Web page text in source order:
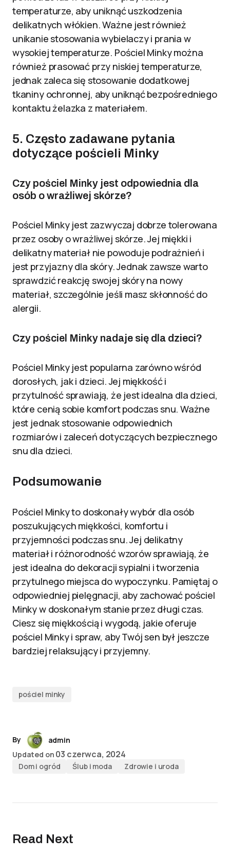
temperaturze, aby uniknąć uszkodzenia
delikatnych włókien. Ważne jest również
unikanie stosowania wybielaczy i prania w
wysokiej temperaturze. Pościel Minky można
również prasować przy niskiej temperaturze,
jednak zaleca się stosowanie dodatkowej
tkaniny ochronnej, aby uniknąć bezpośredniego
kontaktu żelazka z materiałem.
5. Często zadawane pytania
dotyczące pościeli Minky
Czy pościel Minky jest odpowiednia dla
osób o wrażliwej skórze?
Pościel Minky jest zazwyczaj dobrze tolerowana
przez osoby o wrażliwej skórze. Jej miękki i
delikatny materiał nie powoduje podrażnień i
jest przyjazny dla skóry. Jednak zawsze warto
sprawdzić reakcję swojej skóry na nowy
materiał, szczególnie jeśli masz skłonność do
alergii.
Czy pościel Minky nadaje się dla dzieci?
Pościel Minky jest popularna zarówno wśród
dorosłych, jak i dzieci. Jej miękkość i
przytulność sprawiają, że jest idealna dla dzieci,
które cenią sobie komfort podczas snu. Ważne
jest jednak stosowanie odpowiednich
rozmiarów i zaleceń dotyczących bezpiecznego
snu dla dzieci.
Podsumowanie
Pościel Minky to doskonały wybór dla osób
poszukujących miękkości, komfortu i
przyjemności podczas snu. Jej delikatny
materiał i różnorodność wzorów sprawiają, że
jest idealna do dekoracji sypialni i tworzenia
przytulnego miejsca do wypoczynku. Pamiętaj o
odpowiedniej pielęgnacji, aby zachować pościel
Minky w doskonałym stanie przez długi czas.
Ciesz się miękkością i wygodą, jakie oferuje
pościel Minky i spraw, aby Twój sen był jeszcze
bardziej relaksujący i przyjemny.
pościel minky
By
admin
Updated on 03 czerwca, 2024
Dom i ogród Ślub i moda Zdrowie i uroda
Read Next